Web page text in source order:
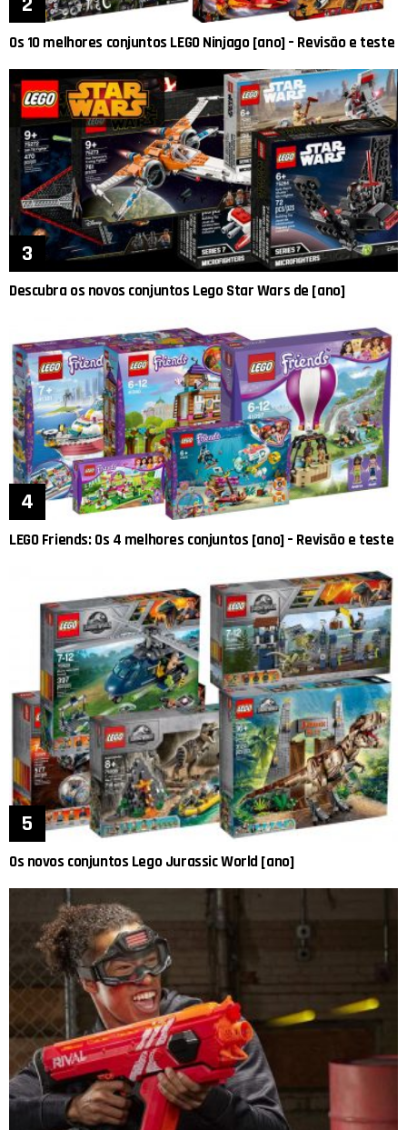
Os 10 melhores conjuntos LEGO Ninjago [ano] – Revisão e teste
Descubra os novos conjuntos Lego Star Wars de [ano]
LEGO Friends: Os 4 melhores conjuntos [ano] – Revisão e teste
Os novos conjuntos Lego Jurassic World [ano]